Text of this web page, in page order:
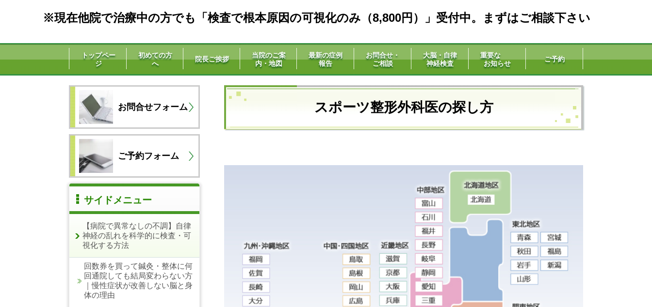
※現在他院で治療中の方でも「検査で根本原因の可視化のみ（8,800円）」受付中。まずはご相談下さい
トップペー
ジ
初めての方
へ
院長ご挨拶
当院のご案
内・地図
最新の症例
報告
お問合せ・
ご相談
大脳・自律
神経検査
重要な
お知らせ
ご予約
スポーツ整形外科医の探し方
お問合せフォーム
ご予約フォーム
サイドメニュー
【病院で異常なしの不調】自律
神経の乱れを科学的に検査・可
視化する方法
回数券を買って鍼灸・整体に何
回通院しても結局変わらない方
｜慢性症状が改善しない脳と身
体の理由